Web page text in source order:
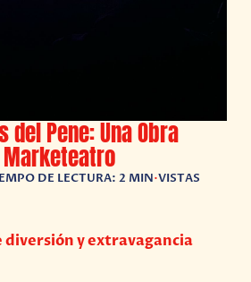
del Pene: Una Obra
DE LECTURA: 2 MIN•VISTAS
diversión y extravagancia